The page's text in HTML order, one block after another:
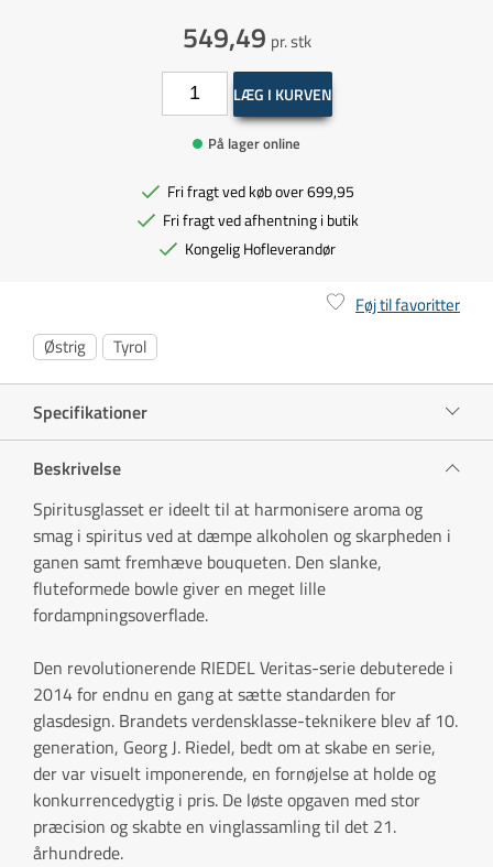
549,49 pr. stk
LÆG I KURVEN
På lager online
Fri fragt ved køb over 699,95
Fri fragt ved afhentning i butik
Kongelig Hofleverandør
Føj til favoritter
Østrig
Tyrol
Specifikationer
Beskrivelse
Spiritusglasset er ideelt til at harmonisere aroma og
smag i spiritus ved at dæmpe alkoholen og skarpheden i
ganen samt fremhæve bouqueten. Den slanke,
fluteformede bowle giver en meget lille
fordampningsoverflade.
Den revolutionerende RIEDEL Veritas-serie debuterede i
2014 for endnu en gang at sætte standarden for
glasdesign. Brandets verdensklasse-teknikere blev af 10.
generation, Georg J. Riedel, bedt om at skabe en serie,
der var visuelt imponerende, en fornøjelse at holde og
konkurrencedygtig i pris. De løste opgaven med stor
præcision og skabte en vinglassamling til det 21.
århundrede.